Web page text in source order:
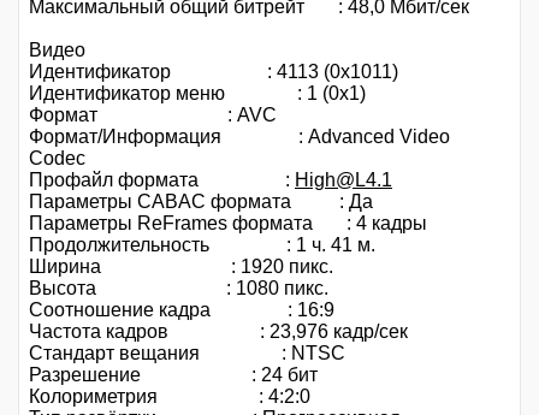
Максимальный общий битрейт : 48,0 Мбит/сек
Видео
Идентификатор : 4113 (0x1011)
Идентификатор меню : 1 (0x1)
Формат : AVC
Формат/Информация : Advanced Video
Codec
Профайл формата : High@L4.1
Параметры CABAC формата : Да
Параметры ReFrames формата : 4 кадры
Продолжительность : 1 ч. 41 м.
Ширина : 1920 пикс.
Высота : 1080 пикс.
Соотношение кадра : 16:9
Частота кадров : 23,976 кадр/сек
Стандарт вещания : NTSC
Разрешение : 24 бит
Колориметрия : 4:2:0